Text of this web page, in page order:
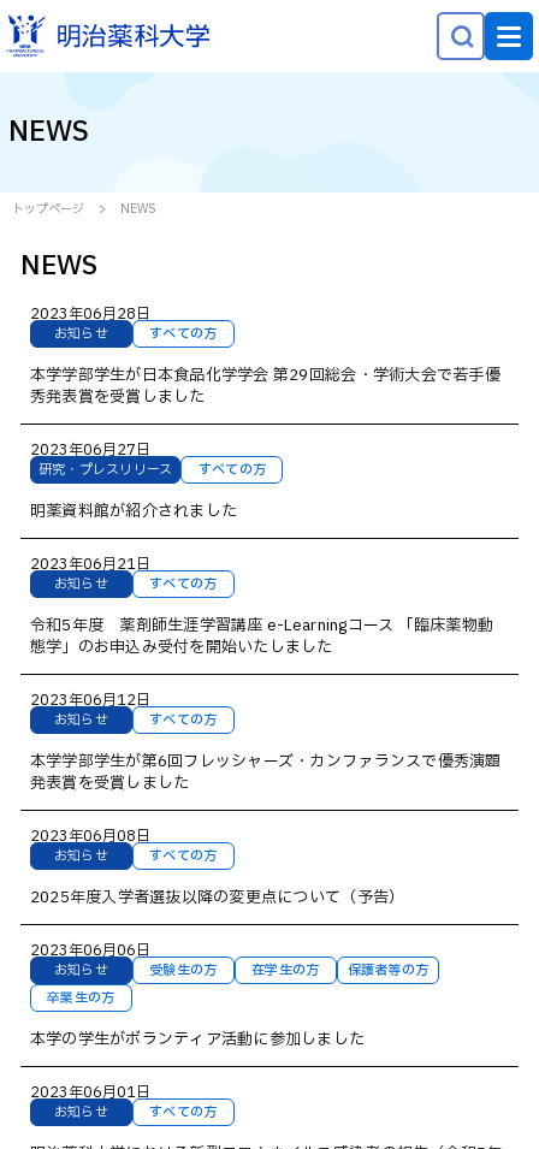
学部学科・大学院
学生生活
社会貢献
受験生の方へ
卒業生の方へ
ご支援をお考えの方へ
アクセス JP EN
NEWS
トップページ NEWS
NEWS
2023年06月28日
お知らせ すべての方
本学学部学生が日本食品化学学会 第29回総会・学術大会で若手優
秀発表賞を受賞しました
2023年06月27日
研究・プレスリリース すべての方
明薬資料館が紹介されました
2023年06月21日
お知らせ すべての方
令和5年度 薬剤師生涯学習講座 e-Learningコース 「臨床薬物動
態学」のお申込み受付を開始いたしました
2023年06月12日
お知らせ すべての方
本学学部学生が第6回フレッシャーズ・カンファランスで優秀演題
発表賞を受賞しました
2023年06月08日
お知らせ すべての方
2025年度入学者選抜以降の変更点について（予告）
2023年06月06日
お知らせ 受験生の方 在学生の方
保護者等の方
卒業生の方
本学の学生がボランティア活動に参加しました
2023年06月01日
お知らせ すべての方